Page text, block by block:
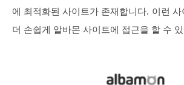
에 최적화된 사이트가 존재합니다. 이런
더 손쉽게 알바몬 사이트에 접근을 할 수